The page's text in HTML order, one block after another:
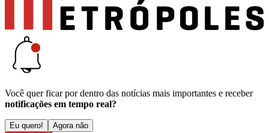
Você quer ficar por dentro das notícias mais importantes e receber
notificações em tempo real?
Eu quero! Agora não